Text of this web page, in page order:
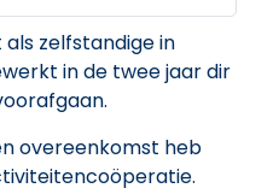
zelfstandige in
in de twee jaar dir
overeenkomst heb